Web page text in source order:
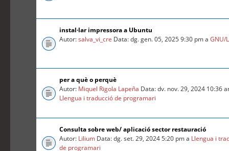
instal·lar impressora a Ubuntu
Autor:salva_vi_cre Data: dg. gen. 05, 2025 9:30 pm aGNU/
per a què o perquè
Autor: Miquel Rigola Lapeña Data: dv. nov. 29, 2024 10:36
Llengua i traducció de programari
Consulta sobre web/ aplicació sector restauració
Autor: Lilium Data: dg. set. 29, 2024 5:20 pm a Llengua i
de programari